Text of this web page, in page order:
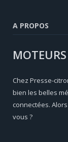
A PROPOS
Chez Presse-
bien les belles
connectées.
vous ?